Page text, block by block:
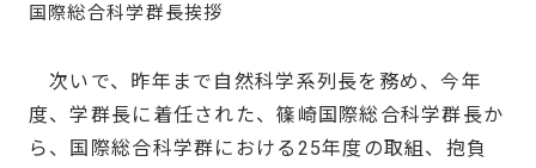
国際総合科学群長挨拶
次いで、昨年まで自然科学系列長を務め、今年
度、学群長に着任された、篠崎国際総合科学群長か
ら、国際総合科学群における25年度の取組、抱負